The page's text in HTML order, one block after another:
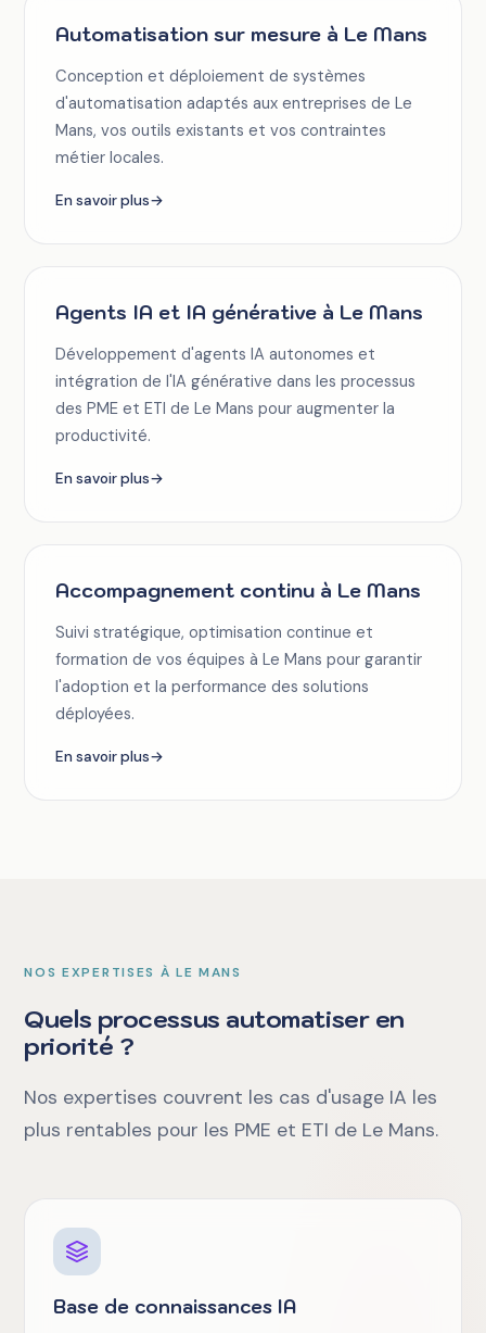
Automatisation sur mesure à Le Mans
Conception et déploiement de systèmes
d'automatisation adaptés aux entreprises de Le
Mans, vos outils existants et vos contraintes
métier locales.
En savoir plus→
Agents IA et IA générative à Le Mans
Développement d'agents IA autonomes et
intégration de l'IA générative dans les processus
des PME et ETI de Le Mans pour augmenter la
productivité.
En savoir plus→
Accompagnement continu à Le Mans
Suivi stratégique, optimisation continue et
formation de vos équipes à Le Mans pour garantir
l'adoption et la performance des solutions
déployées.
En savoir plus→
NOS EXPERTISES À LE MANS
Quels processus automatiser en
priorité ?
Nos expertises couvrent les cas d'usage IA les
plus rentables pour les PME et ETI de Le Mans.
Base de connaissances IA